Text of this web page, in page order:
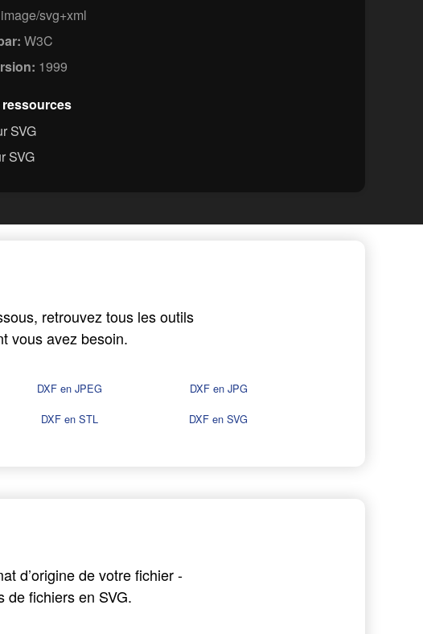
image/svg+xml
W3C
1999
SVG
SVG
retrouvez tous les outils
vous avez besoin.
DXF en JPEG
DXF en JPG
DXF en STL DXF en SVG
d’origine de votre fichier -
de fichiers en SVG.